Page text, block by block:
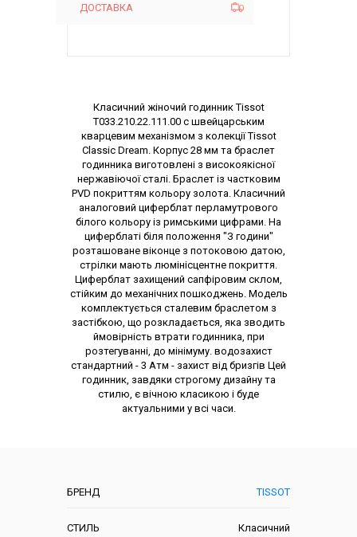
ДОСТАВКА
БРЕНД TISSOT
СТИЛЬ Класичний
Опис товару
Класичний жіночий годинник Tissot
T033.210.22.111.00 с швейцарським
кварцевим механізмом з колекції Tissot
Classic Dream. Корпус 28 мм та браслет
годинника виготовлені з високоякісної
нержавіючої сталі. Браслет із частковим
PVD покриттям кольору золота. Класичний
аналоговий циферблат перламутрового
білого кольору із римськими цифрами. На
циферблаті біля положення "З години"
розташоване віконце з потоковою датою,
стрілки мають люмінісцентне покриття.
Циферблат захищений сапфіровим склом,
стійким до механічних пошкоджень. Модель
комплектується сталевим браслетом з
застібкою, що розкладається, яка зводить
ймовірність втрати годинника, при
розтегуванні, до мінімуму. водозахист
стандартний - 3 Атм - захист від бризгів Цей
годинник, завдяки строгому дизайну та
стилю, є вічною класикою і буде
актуальними у всі часи.